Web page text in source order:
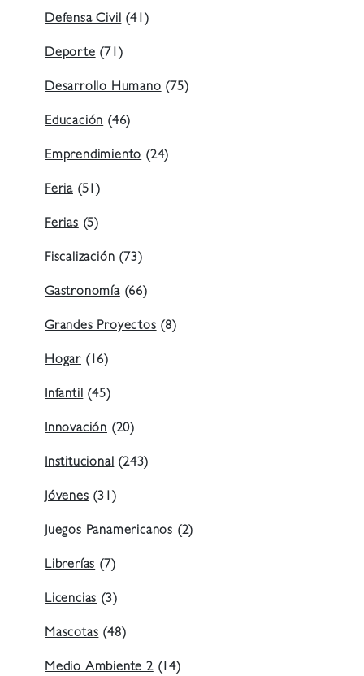
Defensa Civil(41)
Deporte(71)
Desarrollo Humano(75)
Educación(46)
Emprendimiento(24)
Feria (51)
Ferias(5)
Fiscalización(73)
Gastronomía(66)
Grandes Proyectos(8)
Hogar (16)
Infantil(45)
Innovación (20)
Institucional(243)
Jóvenes(31)
Juegos Panamericanos (2)
Librerías(7)
Licencias(3)
Mascotas(48)
Medio Ambiente 2(14)